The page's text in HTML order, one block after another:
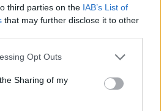
third parties on the IAB’s List of
that may further disclose it to other
app uses one or more Google
usage behaviour. You may click to
and its third-party tags to
purposes in below Google
Opt Outs
Sharing of my